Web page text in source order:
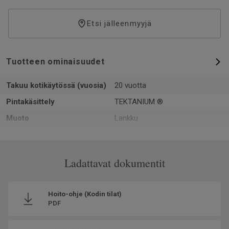
Etsi jälleenmyyjä
Tuotteen ominaisuudet
Takuu kotikäytössä (vuosia)
20 vuotta
Pintakäsittely
TEKTANIUM ®
Muoto
Lankku
3
osuus
Ladattavat dokumentit
Hoito-ohje (Kodin tilat)
PDF